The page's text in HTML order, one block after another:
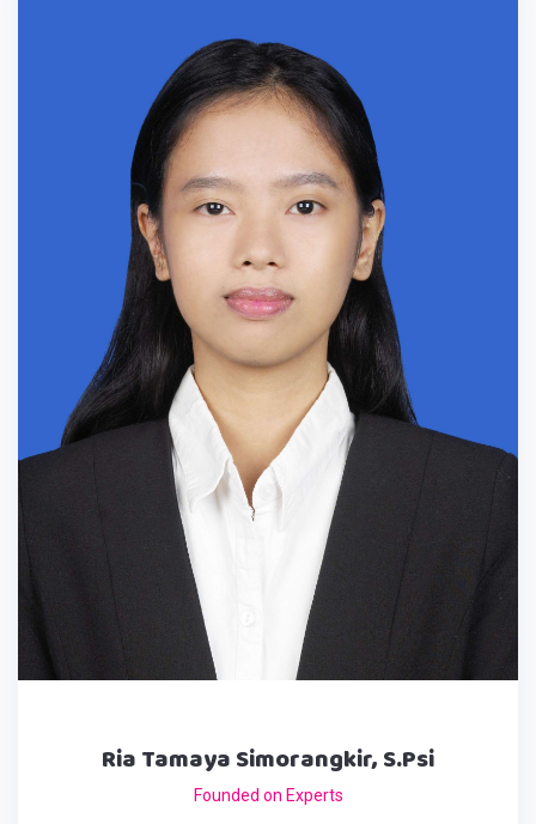
Ria Tamaya Simorangkir, S.Psi
Founded on Experts